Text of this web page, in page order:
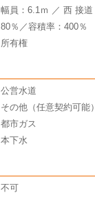
幅員：6.1ｍ ／ 西 接道
80％／容積率：400％
所有権
公営水道
その他（任意契約可能）
都市ガス
本下水
不可